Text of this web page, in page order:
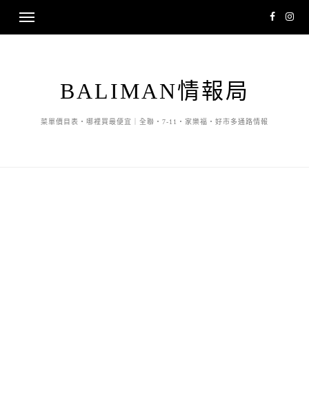
BALIMAN情報局
菜單價目表・哪裡買最便宜｜全聯・7-11・家樂福・好市多通路情報